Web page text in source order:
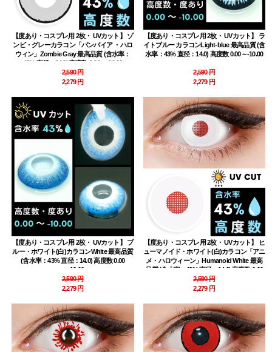
【度あり・コスプレ用 2枚・ UVカット】 ゾ
ンビ・グレーカラコン「バンパイア ・ハロ
ウィン」Zombie Gray 最高品質 (含水率：
43% 直径：14.0) 高度数 0.00～-10.00
2,590 円
2,279 円
【度あり・コスプレ用 2枚・ UVカット】 ラ
イトブルー カラコンLight-blue 最高品質 (含
水率：43% 直径：14.0) 高度数 0.00～-10.00
2,590 円
2,279 円
【度あり・コスプレ用 2枚・ UVカット】 ブ
ルー・ホワイト(白)カラコンWhite 最高品質
(含水率：43% 直径：14.0) 高度数 0.00
～-10.00
2,590 円
2,279 円
【度あり・コスプレ用 2枚・ UVカット】 ヒ
ューマノイド・ホワイト(白)カラコン「アニ
メ・ハロウィーン」Humanoid White 最高
品質 (含水率：43% 直径：14.0) 高度数 0.00
～-10.00
2,590 円
2,279 円